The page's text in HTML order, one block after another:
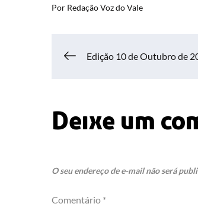
Por Redação Voz do Vale
Navegação
Post
Edição 10 de Outubro de
Deixe um
O seu endereço de e-mail não será
Comentário *